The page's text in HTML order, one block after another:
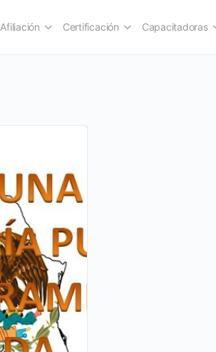
Afiliación Certificación Capacitadoras